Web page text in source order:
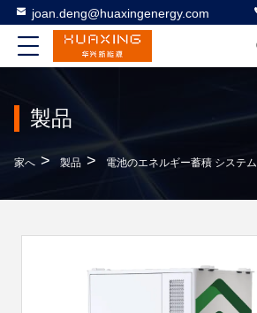
joan.deng@huaxingenergy.com
製品
家へ > 製品 > 電池のエネルギー蓄積 システム